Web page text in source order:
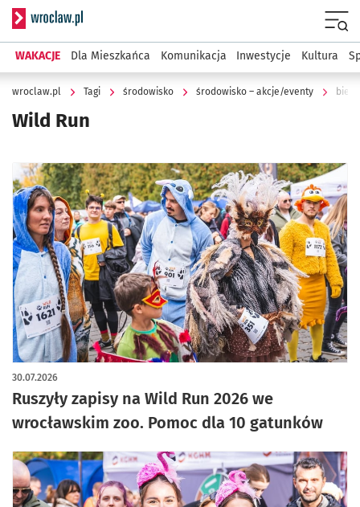
Serwis informacyjny wroclaw.pl
WAKACJE Dla Mieszkańca Komunikacja Inwestycje Kultura
wroclaw.pl Tagi środowisko środowisko – akcje/eventy bieg
Wild Run
Ruszyły zapisy na Wild Run 2026 we
wrocławskim zoo. Pomoc dla 10 gatunków
30.07.2026